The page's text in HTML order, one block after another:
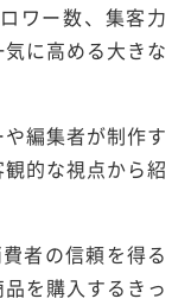
ワー数、集客力
に高める大きな
編集者が制作す
的な視点から紹
者の信頼を得る
を購入するきっ